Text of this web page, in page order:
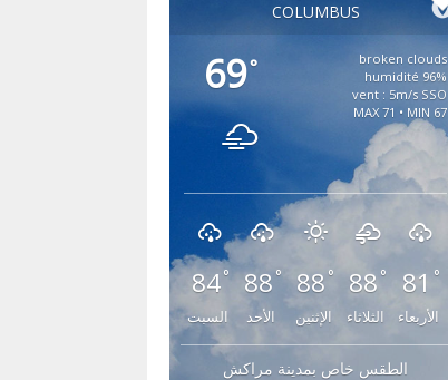
COLUMBUS
69°
broken clouds
96% humidité
vent : 5m/s SSO
MAX 71 • MIN 67
84°
السبت
88 °
الأحد
88 °
الإثنين
88 °
الثلاثاء
81 °
الأربعاء
الطقس خاص بمدينة مراكش